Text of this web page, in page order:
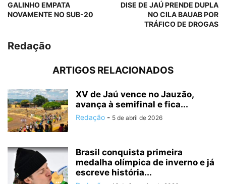
GALINHO EMPATA
NOVAMENTE NO SUB-20
DISE DE JAÚ PRENDE DUPLA
NO CILA BAUAB POR
TRÁFICO DE DROGAS
Redação
ARTIGOS RELACIONADOS
XV de Jaú vence no Jauzão,
avança à semifinal e fica...
Redação - 5 de abril de 2026
Brasil conquista primeira
medalha olímpica de inverno e já
escreve história...